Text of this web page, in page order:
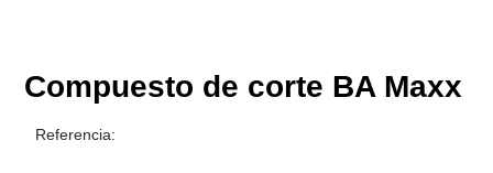
Compuesto de corte BA Maxx
Referencia: